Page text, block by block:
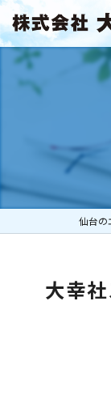
仙台の
大幸